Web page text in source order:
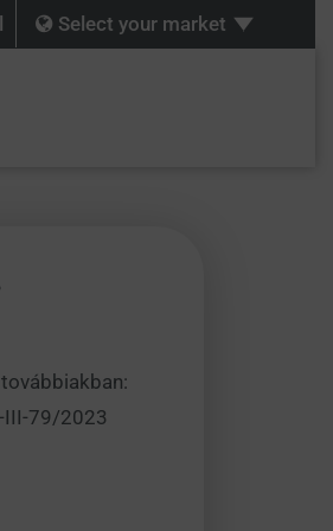
Select your market
III-79/2023